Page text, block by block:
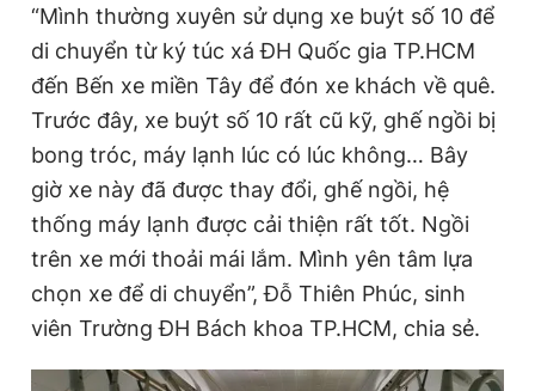
“Mình thường xuyên sử dụng xe buýt số 10 để
di chuyển từ ký túc xá ĐH Quốc gia TP.HCM
đến Bến xe miền Tây để đón xe khách về quê.
Trước đây, xe buýt số 10 rất cũ kỹ, ghế ngồi bị
bong tróc, máy lạnh lúc có lúc không… Bây
giờ xe này đã được thay đổi, ghế ngồi, hệ
thống máy lạnh được cải thiện rất tốt. Ngồi
trên xe mới thoải mái lắm. Mình yên tâm lựa
chọn xe để di chuyển”, Đỗ Thiên Phúc, sinh
viên Trường ĐH Bách khoa TP.HCM, chia sẻ.